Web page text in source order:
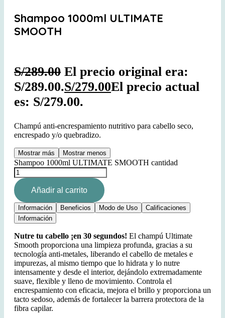
Shampoo 1000ml ULTIMATE
SMOOTH
S/289.00 El precio original era:
S/289.00.S/279.00El precio actual
es: S/279.00.
Champú anti-encrespamiento nutritivo para cabello seco,
encrespado y/o quebradizo.
Mostrar más Mostrar menos
Shampoo 1000ml ULTIMATE SMOOTH cantidad
Añadir al carrito
Información Beneficios Modo de Uso
Calificaciones
Información
Nutre tu cabello ¡en 30 segundos! El champú Ultimate
Smooth proporciona una limpieza profunda, gracias a su
tecnología anti-metales, liberando el cabello de metales e
impurezas, al mismo tiempo que lo hidrata y lo nutre
intensamente y desde el interior, dejándolo extremadamente
suave, flexible y lleno de movimiento. Controla el
encrespamiento con eficacia, mejora el brillo y proporciona un
tacto sedoso, además de fortalecer la barrera protectora de la
fibra capilar.